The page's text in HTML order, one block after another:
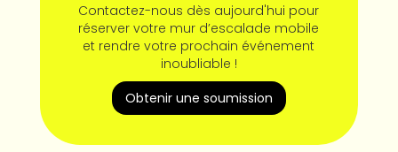
Contactez-nous dès aujourd'hui pour
réserver votre mur d’escalade mobile
et rendre votre prochain événement
inoubliable !
Obtenir une soumission